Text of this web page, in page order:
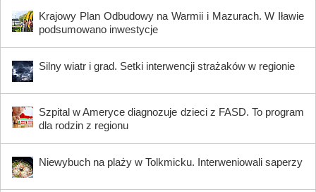
Krajowy Plan Odbudowy na Warmii i Mazurach. W Iławie
podsumowano inwestycje
Silny wiatr i grad. Setki interwencji strażaków w regionie
Szpital w Ameryce diagnozuje dzieci z FASD. To program
dla rodzin z regionu
Niewybuch na plaży w Tolkmicku. Interweniowali saperzy